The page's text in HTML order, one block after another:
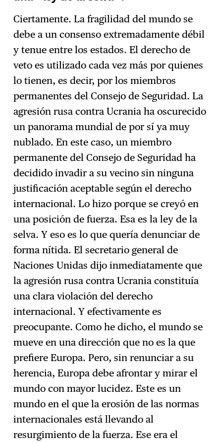
Ciertamente. La fragilidad del mundo se
debe a un consenso extremadamente débil
y tenue entre los estados. El derecho de
veto es utilizado cada vez más por quienes
lo tienen, es decir, por los miembros
permanentes del Consejo de Seguridad. La
agresión rusa contra Ucrania ha oscurecido
un panorama mundial de por sí ya muy
nublado. En este caso, un miembro
permanente del Consejo de Seguridad ha
decidido invadir a su vecino sin ninguna
justificación aceptable según el derecho
internacional. Lo hizo porque se creyó en
una posición de fuerza. Esa es la ley de la
selva. Y eso es lo que quería denunciar de
forma nítida. El secretario general de
Naciones Unidas dijo inmediatamente que
la agresión rusa contra Ucrania constituía
una clara violación del derecho
internacional. Y efectivamente es
preocupante. Como he dicho, el mundo se
mueve en una dirección que no es la que
prefiere Europa. Pero, sin renunciar a su
herencia, Europa debe afrontar y mirar el
mundo con mayor lucidez. Este es un
mundo en el que la erosión de las normas
internacionales está llevando al
resurgimiento de la fuerza. Ese era el